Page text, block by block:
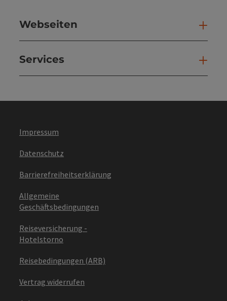
Webseiten
Services
Impressum
Datenschutz
Barrierefreiheitserklärung
Allgemeine
Geschäftsbedingungen
Reiseversicherung -
Hotelstorno
Reisebedingungen (ARB)
Vertrag widerrufen